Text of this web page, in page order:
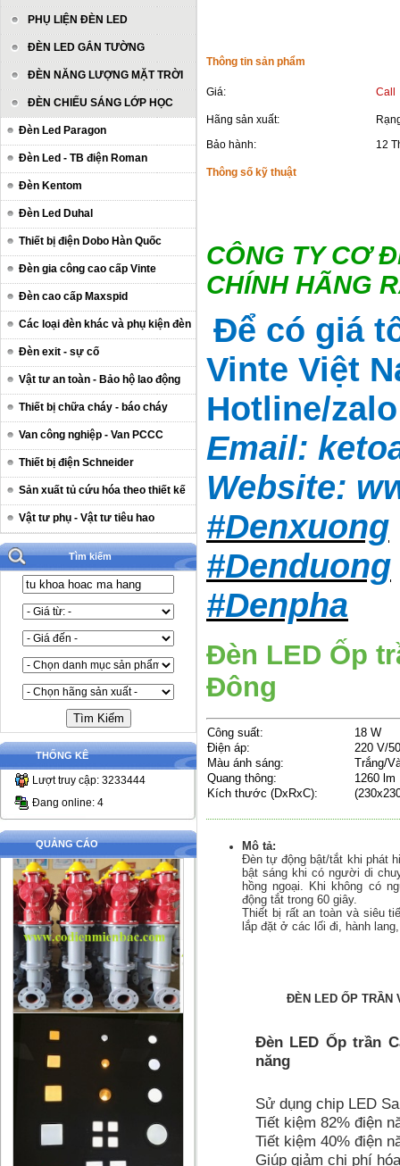
PHỤ LIỆN ĐÈN LED
ĐÈN LED GẮN TƯỜNG
ĐÈN NĂNG LƯỢNG MẶT TRỜI
ĐÈN CHIẾU SÁNG LỚP HỌC
Đèn Led Paragon
Đèn Led - TB điện Roman
Đèn Kentom
Đèn Led Duhal
Thiết bị điện Dobo Hàn Quốc
Đèn gia công cao cấp Vinte
Đèn cao cấp Maxspid
Các loại đèn khác và phụ kiện đèn
Đèn exit - sự cố
Vật tư an toàn - Bảo hộ lao động
Thiết bị chữa cháy - báo cháy
Van công nghiệp - Van PCCC
Thiết bị điện Schneider
Sản xuất tủ cứu hóa theo thiết kế
Vật tư phụ - Vật tư tiêu hao
Tìm kiếm
THỐNG KÊ
Lượt truy cập: 3233444
Đang online: 4
QUẢNG CÁO
Thông tin sản phẩm
Giá: Call
Hãng sản xuất:
Bảo hành:
12
Thông số kỹ thuật
CÔNG TY CƠ
CHÍNH HÃNG
Để có giá
Vinte Việt
Hotline/
Email:
Website:
#Denxuong
#Denduong
#Denpha
Đèn LED Ốp
Đông
Công suất:
18 W
Điện áp:
220 V/
Màu ánh sáng:
Trắng/
Quang thông:
1260 lm
Kích thước (DxRxC):
Mô tả:
Đèn tự động bật/tắt khi phát
bật sáng khi có người di
hồng ngoại. Khi không có
động tắt trong 60 giây.
Thiết bị rất an toàn và siêu
lắp đặt ở các lối đi, hành
ĐÈN LED ỐP TRẦN
Đèn LED Ốp trần
năng
Sử dụng chip LED
Tiết kiệm 82% điện
Tiết kiệm 40% điện
Giúp giảm chi phí